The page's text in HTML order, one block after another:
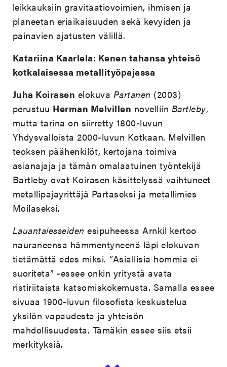
leikkauksiin gravitaatiovoimien, ihmisen ja
planeetan eriaikaisuuden sekä kevyiden ja
painavien ajatusten välillä.
Katariina Kaarlela: Kenen tahansa yhteisö
kotkalaisessa metallityöpajassa
Juha Koirasen elokuva Partanen (2003)
perustuu Herman Melvillen novelliin Bartleby,
mutta tarina on siirretty 1800-luvun
Yhdysvalloista 2000-luvun Kotkaan. Melvillen
teoksen päähenkilöt, kertojana toimiva
asianajaja ja tämän omalaatuinen työntekijä
Bartleby ovat Koirasen käsittelyssä vaihtuneet
metallipajayrittäjä Partaseksi ja metallimies
Moilaseksi.
Lauantaiesseiden esipuheessa Arnkil kertoo
nauraneensa hämmentyneenä läpi elokuvan
tietämättä edes miksi. ”Asiallisia hommia ei
suoriteta” -essee onkin yritystä avata
ristiriitaista katsomiskokemusta. Samalla essee
sivuaa 1900-luvun filosofista keskustelua
yksilön vapaudesta ja yhteisön
mahdollisuudesta. Tämäkin essee siis etsii
merkityksiä.